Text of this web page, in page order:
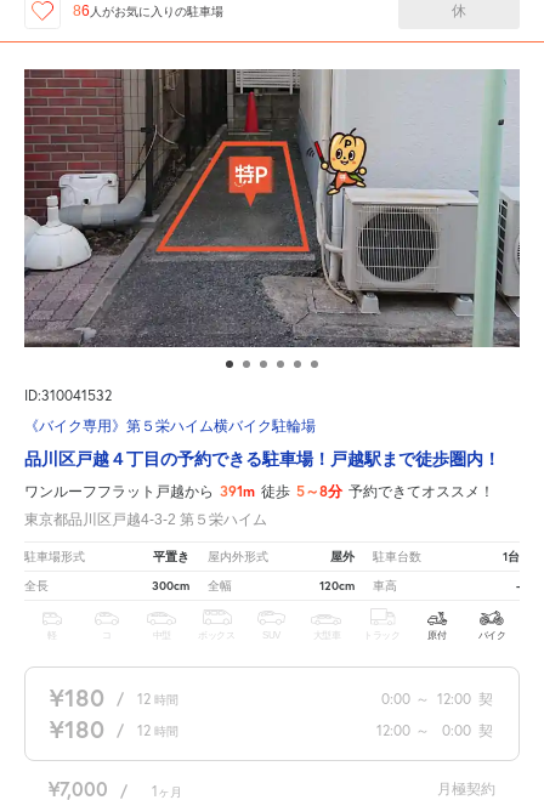
86 人がお気に入りの駐車場 休
ID:310041532
《バイク専用》第５栄ハイム横バイク駐輪場
品川区戸越４丁目の予約できる駐車場！戸越駅まで徒歩圏内！
ワンルーフフラット戸越から 391m 徒歩 5～8分 予約できてオススメ！
東京都品川区戸越4-3-2 第５栄ハイム
駐車場形式 平置き 屋内外形式 屋外 駐車台数 1台
全長 300cm 全幅 120cm 車高 -
中型 ボックス SUV 大型車 トラック 原付 バイク
¥180 / 12 時間 0:00 ～ 12:00 契
¥180 / 12 時間 12:00 ～ 0:00 契
¥7,000 / 1 ヶ月 月極契約